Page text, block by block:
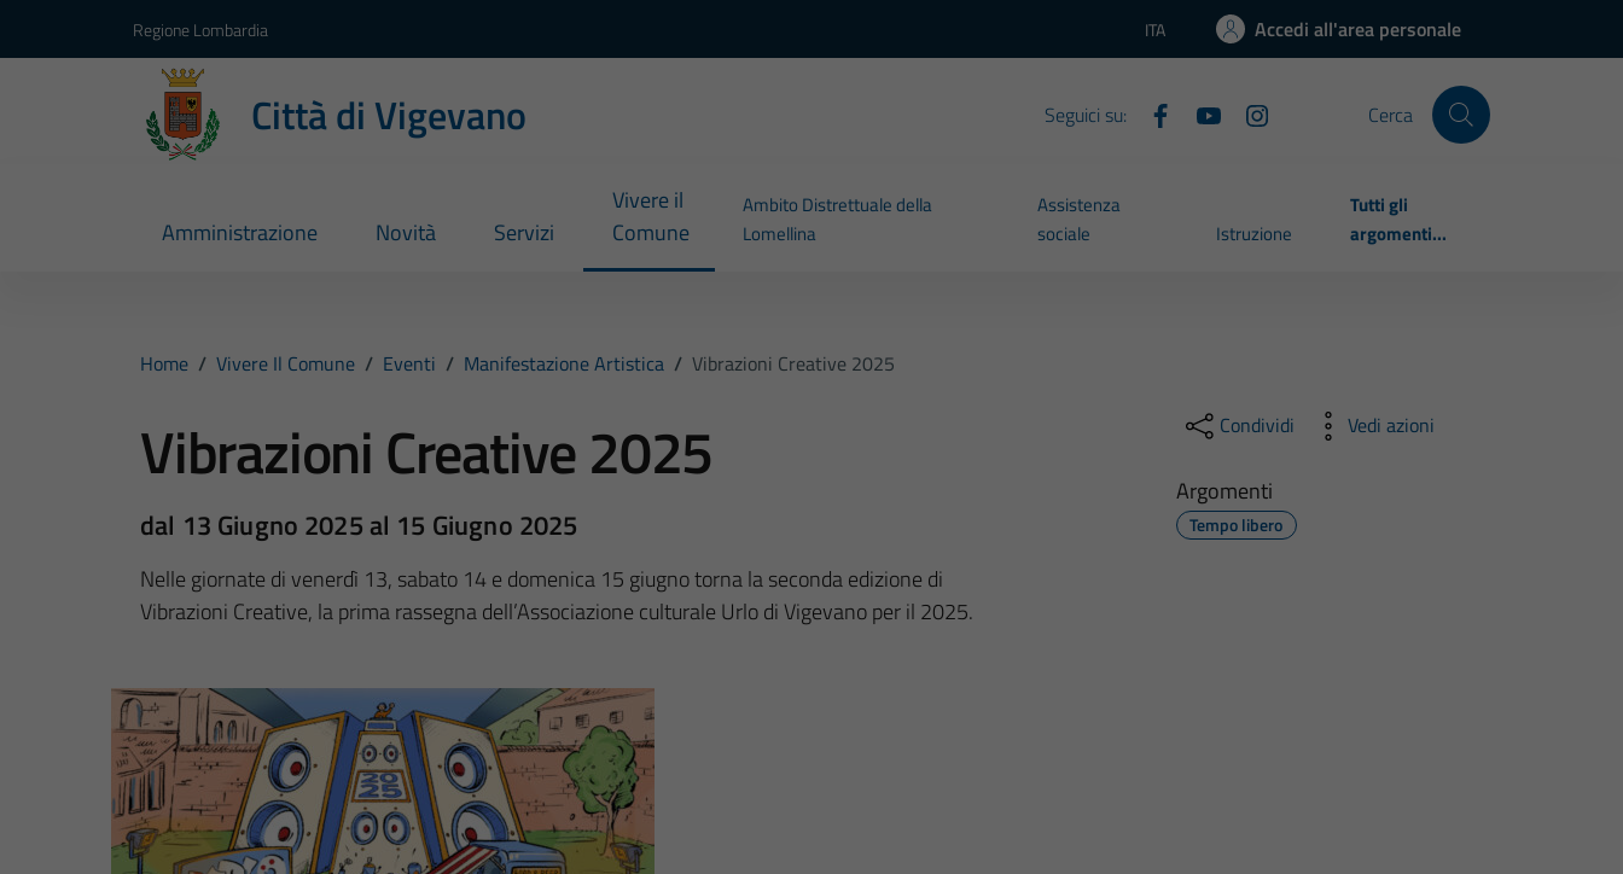
Regione Lombardia Lingua attiva:
ITA Accedi all'area personale
Città di Vigevano Seguici su: Cerca
Amministrazione Novità Servizi
Vivere il
Comune
Ambito Distrettuale della
Lomellina
Assistenza
sociale
Istruzione
Tutti gli
argomenti...
Home / Vivere Il Comune / Eventi / Manifestazione Artistica / Vibrazioni Creative 2025
Vibrazioni Creative 2025
dal 13 Giugno 2025 al 15 Giugno 2025
Nelle giornate di venerdì 13, sabato 14 e domenica 15 giugno torna la seconda edizione di
Vibrazioni Creative, la prima rassegna dell’Associazione culturale Urlo di Vigevano per il 2025.
Condividi Vedi azioni
Argomenti
Tempo libero